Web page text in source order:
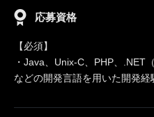
応募資格
【必須】
・Java、Unix-C、PHP、.NET
などの開発言語を用いた開発